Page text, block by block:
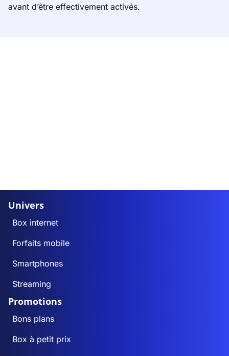
avant d’être effectivement activés.
Univers
Box internet
Forfaits mobile
Smartphones
Streaming
Promotions
Bons plans
Box à petit prix